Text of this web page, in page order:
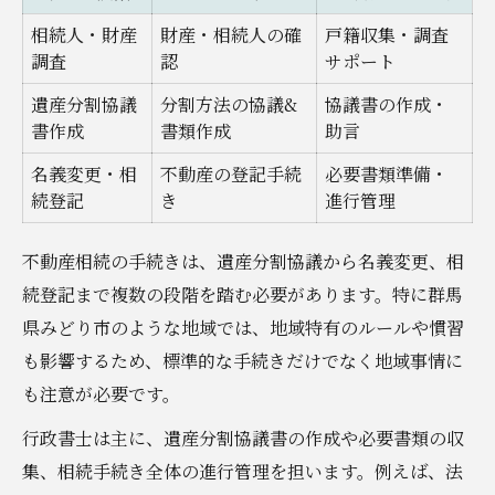
不動産相続の相談先選びのポイント
名義変更を進めるなら知るべき行政書士の役割
名義変更における行政書士と他士業の役割
名義変更を円滑に進めるためのポイント
行政書士が手伝える不動産相続の範囲
行政書士依頼時の注意すべき点
相続手続きの疑問解消みどり市で頼れる方法
みどり市で利用できる相続手続き相談窓口
一覧
行政書士に聞きたい相続手続きのポイント
相続人・財産
調査
財産・相続人の確
認
戸籍収集・調査
サポート
遺産分割協議
書作成
分割方法の協議&
書類作成
協議書の作成・
助言
名義変更・相
続登記
不動産の登記手続
き
必要書類準備・
進行管理
不動産相続の手続きは、遺産分割協議から名義変更、相
続登記まで複数の段階を踏む必要があります。特に群馬
県みどり市のような地域では、地域特有のルールや慣習
も影響するため、標準的な手続きだけでなく地域事情に
も注意が必要です。
行政書士は主に、遺産分割協議書の作成や必要書類の収
集、相続手続き全体の進行管理を担います。例えば、法